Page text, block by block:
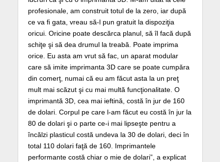
profesionale, am construit totul de la zero, iar după
ce va fi gata, vreau să-l pun gratuit la dispoziţia
oricui. Oricine poate descărca planul, să îl facă după
schiţe şi să dea drumul la treabă. Poate imprima
orice. Eu asta am vrut să fac, un aparat modular
care să imite imprimanta 3D care se poate cumpăra
din comerţ, numai că eu am făcut asta la un preţ
mult mai scăzut şi cu mai multă funcţionalitate. O
imprimantă 3D, cea mai ieftină, costă în jur de 160
de dolari. Corpul pe care l-am făcut eu costă în jur la
80 de dolari şi o parte ce-i mai lipseşte pentru a
încălzi plasticul costă undeva la 30 de dolari, deci în
total 110 dolari faţă de 160. Imprimantele
performante costă chiar o mie de dolari”, a explicat